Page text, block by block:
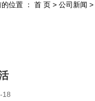
位置 ： 首 页 > 公司新闻 >
18